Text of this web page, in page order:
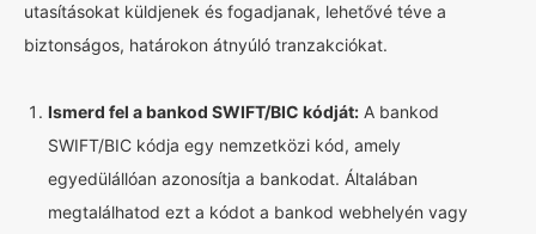
utasításokat küldjenek és fogadjanak, lehetővé téve a
biztonságos, határokon átnyúló tranzakciókat.
Ismerd fel a bankod SWIFT/BIC kódját: A bankod
SWIFT/BIC kódja egy nemzetközi kód, amely
egyedülállóan azonosítja a bankodat. Általában
megtalálhatod ezt a kódot a bankod webhelyén vagy